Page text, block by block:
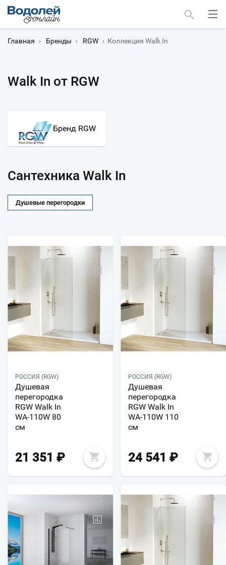
Главная › Бренды › RGW › Коллекция Walk In
Walk In от RGW
Бренд RGW
Сантехника Walk In
Душевые перегородки
РОССИЯ (RGW)
Душевая
перегородка
RGW Walk In
WA-110W 80
см
21 351 ₽
РОССИЯ (RGW)
Душевая
перегородка
RGW Walk In
WA-110W 110
см
24 541 ₽